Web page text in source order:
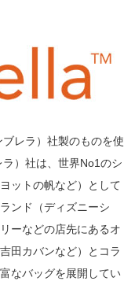
レラ）社製のものを使
）社は、世界No1のシ
ットの帆など）として
ンド（ディズニーシ
ーなどの店先にあるオ
田カバンなど）とコラ
なバッグを展開してい